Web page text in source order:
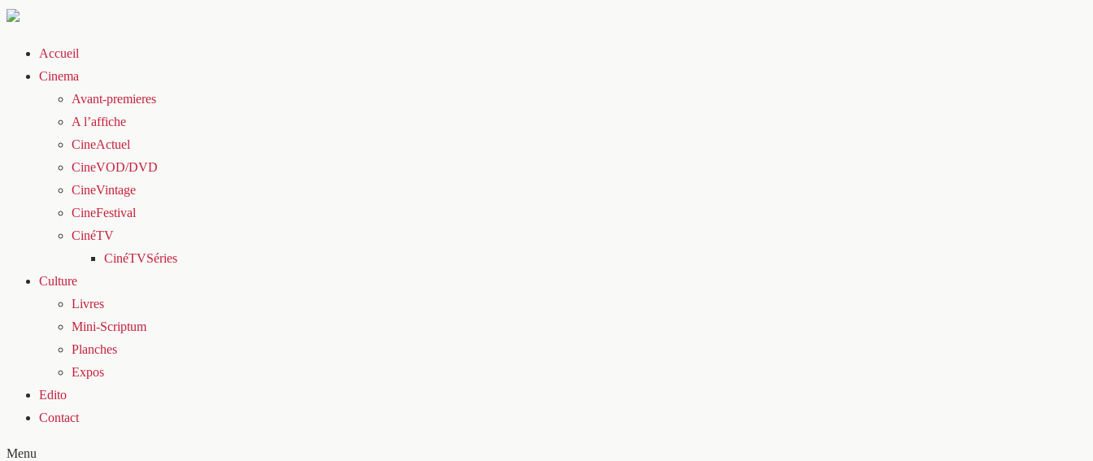
Accueil
Cinema
Avant-premieres
A l’affiche
CineActuel
CineVOD/DVD
CineVintage
CineFestival
CinéTV
CinéTVSéries
Culture
Livres
Mini-Scriptum
Planches
Expos
Edito
Contact
Menu